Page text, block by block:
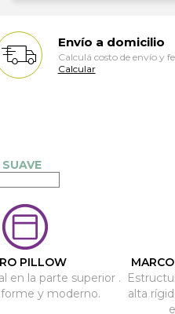
Envío a domicilio
Calculá costo de envío y
Calcular
PILLOW
en la parte superior .
y moderno.
alta